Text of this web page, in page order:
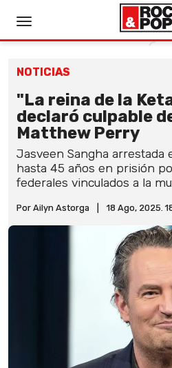
NOTICIAS
"La reina de la
declaró culpable
Matthew Perry
Jasveen Sangha arrestada
hasta 45 años en prisión
federales vinculados a la
Por Ailyn Astorga 18 Ago, 2025.